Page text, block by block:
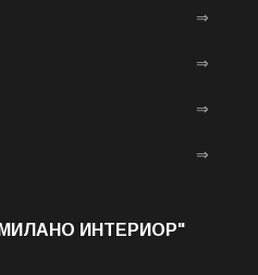
⇒
⇒
⇒
⇒
ИНТЕРИОР"